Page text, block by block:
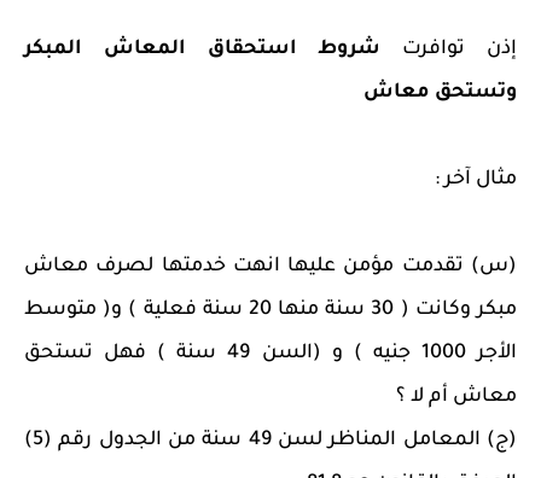
إذن توافرت
شروط استحقاق المعاش المبكر
وتستحق معاش
مثال آخر :
(س) تقدمت مؤمن عليها انهت خدمتها لصرف معاش
مبكر وكانت ( 30 سنة منها 20 سنة فعلية ) و( متوسط
الأجر 1000 جنيه ) و (السن 49 سنة ) فهل تستحق
معاش أم لا ؟
(ج) المعامل المناظر لسن 49 سنة من الجدول رقم (5)